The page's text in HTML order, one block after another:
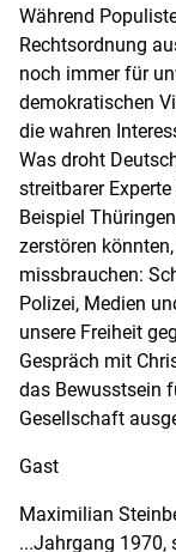
Während
Rechtsordnung
noch immer für
demokratischen
die wahren
Was droht
streitbarer
Beispiel
zerstören
missbrauchen:
Polizei, Medien
unsere Freiheit
Gespräch mit
das Bewusstsein
Gesellschaft
Gast
Maximilian
...Jahrgang 1970,